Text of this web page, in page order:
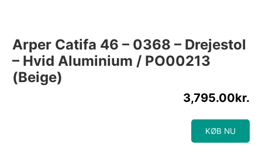
Arper Catifa 46 – 0368 – Drejestol
– Hvid Aluminium / PO00213
(beige)
3,795.00kr.
KØB NU